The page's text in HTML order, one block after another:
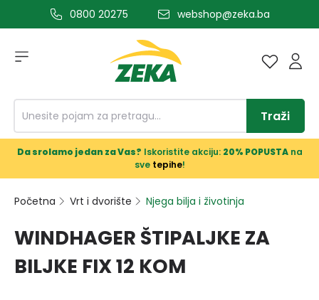
glavni sadržaj0800 20275 webshop@zeka.ba
Traži
Da srolamo jedan za Vas? Iskoristite akciju: 20% POPUSTAna
sve tepihe!
Početna Vrt i dvorište Njega bilja i životinja
WINDHAGER ŠTIPALJKE ZA
BILJKE FIX 12 KOM